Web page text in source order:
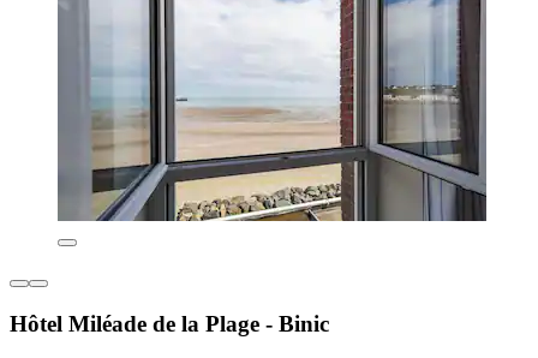
Hôtel Miléade de la Plage - Binic